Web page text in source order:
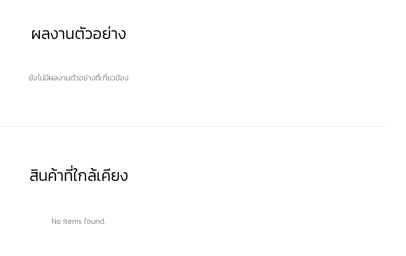
ผลงานตัวอย่าง
ยังไม่มีผลงานตัวอย่างที่เกี่ยวข้อง
สินค้าที่ใกล้เคียง
No items found.